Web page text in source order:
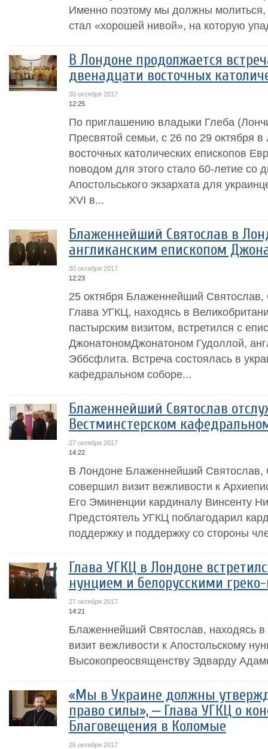
Именно поэтому мы должны молиться,
стал «хорошей нивой», на которую
В Лондоне продолжается
двенадцати восточных
30 октября 2017
12:25
По приглашению владыки Глеба
Пресвятой семьи, с 26 по 29 октября
восточных католических епископов
поводом для этого стало 60-летие со
Апостольського экзархата для
XVI в...
Блаженнейший Святослав в
англиканским епископом
30 октября 2017
12:23
25 октября Блаженнейший
Глава УГКЦ, находясь в
пастырским визитом, встретился с
ДжонатономДжонатоном Гудоллой,
Эббсфлита. Встреча состоялась в
кафедральном соборе...
Блаженнейший Святослав
Вестминстерском
27 октября 2017
14:22
В Лондоне Блаженнейший Святослав,
совершил визит вежливости к
Его Эминенции кардиналу Винсенту
Предстоятель УГКЦ поблагодарил
поддержку и поддержку со стороны
Глава УГКЦ в Лондоне
нунцием и белорусскими
27 октября 2017
14:21
Блаженнейший Святослав, находясь
визит вежливости к Апостольскому
Высокопреосвященству Эдварду
«Мы в Украине должны
право силы», ‒ Глава УГКЦ о
Благовещения в Коломые
26 октября 2017